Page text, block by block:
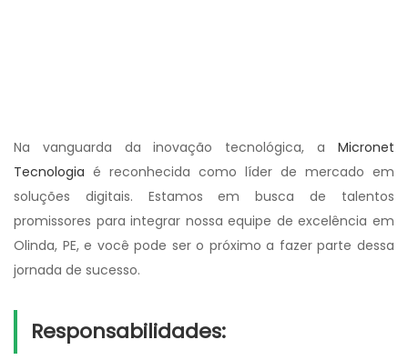
Na vanguarda da inovação tecnológica, a Micronet
Tecnologia é reconhecida como líder de mercado em
soluções digitais. Estamos em busca de talentos
promissores para integrar nossa equipe de excelência em
Olinda, PE, e você pode ser o próximo a fazer parte dessa
jornada de sucesso.
Responsabilidades: